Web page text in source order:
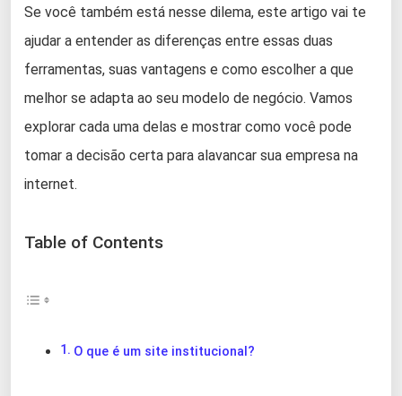
Se você também está nesse dilema, este artigo vai te
ajudar a entender as diferenças entre essas duas
ferramentas, suas vantagens e como escolher a que
melhor se adapta ao seu modelo de negócio. Vamos
explorar cada uma delas e mostrar como você pode
tomar a decisão certa para alavancar sua empresa na
internet.
Table of Contents
O que é um site institucional?